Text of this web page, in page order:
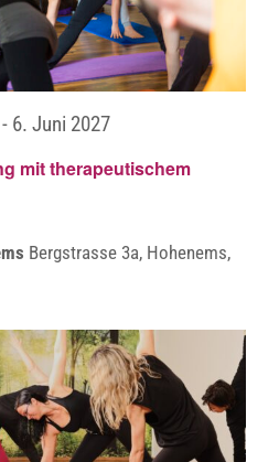
mit therapeutischem
- 6. Juni 2027
Bergstrasse 3a, Hohenems,